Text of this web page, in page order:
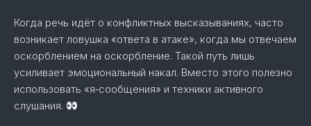
Когда речь идёт о конфликтных высказываниях, часто
возникает ловушка «ответа в атаке», когда мы отвечаем
оскорблением на оскорбление. Такой путь лишь
усиливает эмоциональный накал. Вместо этого полезно
использовать «я‑сообщения» и техники активного
слушания.